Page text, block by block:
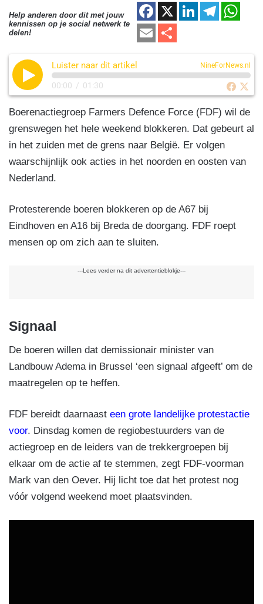
Help anderen door dit met jouw
kennissen op je social netwerk te
delen!
F
a
c
e
o
o
k
X
Li
e
n
T
gr
a
m
s
A
p
p
E
aile
Luister naar dit artikel NineForNews.nl
00:00 / 01:30
Boerenactiegroep Farmers Defence Force (FDF) wil de
grenswegen het hele weekend blokkeren. Dat gebeurt al
in het zuiden met de grens naar België. Er volgen
waarschijnlijk ook acties in het noorden en oosten van
Nederland.
Protesterende boeren blokkeren op de A67 bij
Eindhoven en A16 bij Breda de doorgang. FDF roept
mensen op om zich aan te sluiten.
---Lees verder na dit advertentieblokje---
Signaal
De boeren willen dat demissionair minister van
Landbouw Adema in Brussel ‘een signaal afgeeft’ om de
maatregelen op te heffen.
FDF bereidt daarnaast een grote landelijke protestactie
voor. Dinsdag komen de regiobestuurders van de
actiegroep en de leiders van de trekkergroepen bij
elkaar om de actie af te stemmen, zegt FDF-voorman
Mark van den Oever. Hij licht toe dat het protest nog
vóór volgend weekend moet plaatsvinden.